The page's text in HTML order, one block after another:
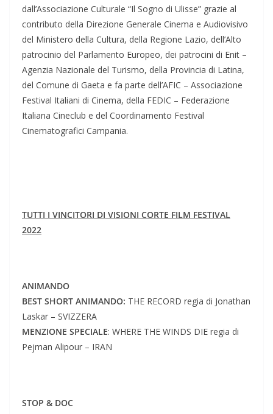
dall’Associazione Culturale “Il Sogno di Ulisse” grazie al
contributo della Direzione Generale Cinema e Audiovisivo
del Ministero della Cultura, della Regione Lazio, dell’Alto
patrocinio del Parlamento Europeo, dei patrocini di Enit –
Agenzia Nazionale del Turismo, della Provincia di Latina,
del Comune di Gaeta e fa parte dell’AFIC – Associazione
Festival Italiani di Cinema, della FEDIC – Federazione
Italiana Cineclub e del Coordinamento Festival
Cinematografici Campania.
TUTTI I VINCITORI DI VISIONI CORTE FILM FESTIVAL
2022
ANIMANDO
BEST SHORT ANIMANDO: THE RECORD regia di Jonathan
Laskar – SVIZZERA
MENZIONE SPECIALE: WHERE THE WINDS DIE regia di
Pejman Alipour – IRAN
STOP & DOC